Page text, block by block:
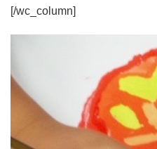
[/wc_column]